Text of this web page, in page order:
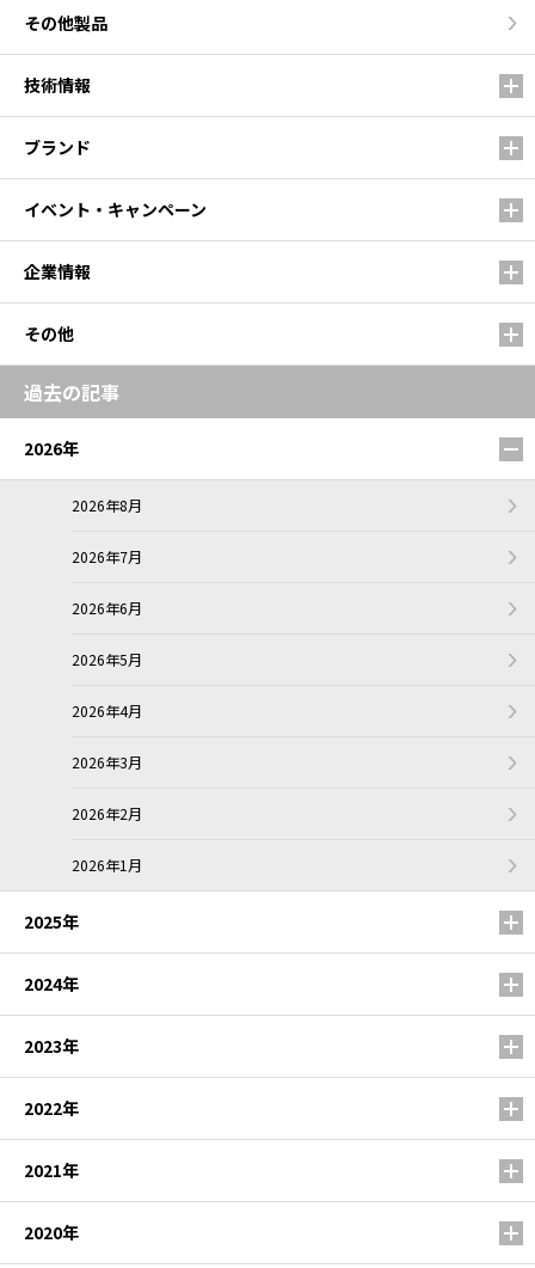
その他製品
技術情報
ブランド
イベント・キャンペーン
企業情報
その他
過去の記事
2026年
2026年8月
2026年7月
2026年6月
2026年5月
2026年4月
2026年3月
2026年2月
2026年1月
2025年
2024年
2023年
2022年
2021年
2020年